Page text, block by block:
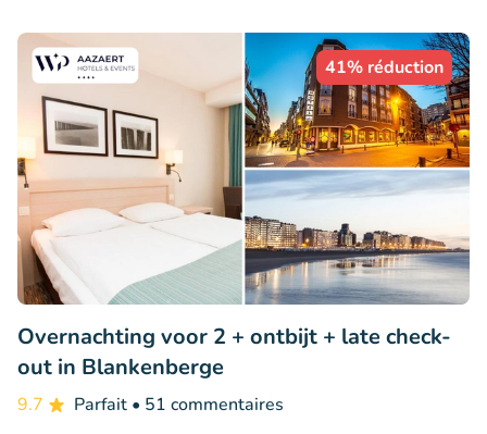
41% réduction
Overnachting voor 2 + ontbijt + late check-
out in Blankenberge
9.7 Parfait • 51 commentaires